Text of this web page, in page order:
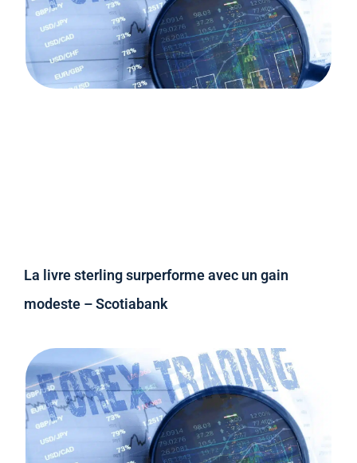
La livre sterling surperforme avec un gain
modeste – Scotiabank